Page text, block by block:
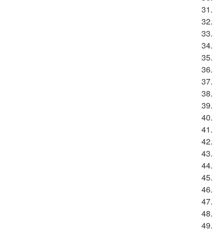
31.
32.
33.
34.
35.
36.
37.
38.
39.
40.
41.
42.
43.
44.
45.
46.
47.
48.
49.